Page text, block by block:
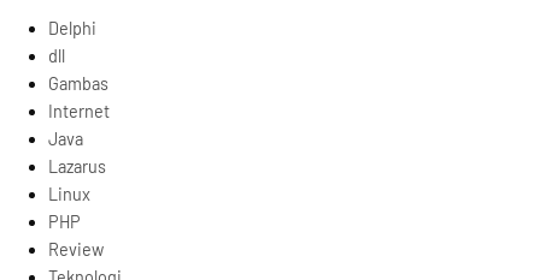
Delphi
dll
Gambas
Internet
Java
Lazarus
Linux
PHP
Review